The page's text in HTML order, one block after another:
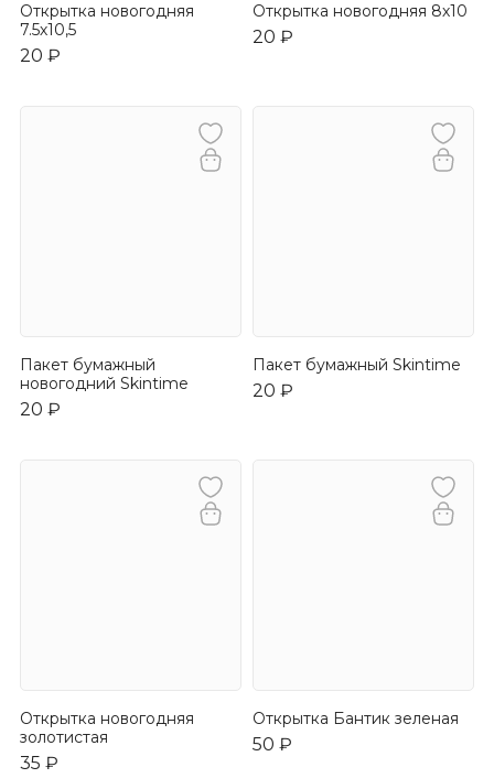
Открытка новогодняя
7.5х10,5
20 ₽
Открытка новогодняя 8х10
20 ₽
Пакет бумажный
новогодний Skintime
20 ₽
Пакет бумажный Skintime
20 ₽
Открытка новогодняя
золотистая
35 ₽
Открытка Бантик зеленая
50 ₽